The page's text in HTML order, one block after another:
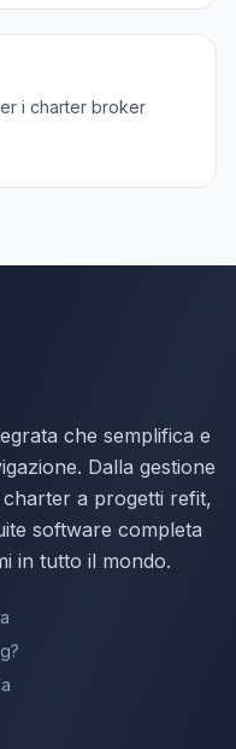
i charter broker
che semplifica e
Dalla gestione
a progetti refit,
software completa
in tutto il mondo.